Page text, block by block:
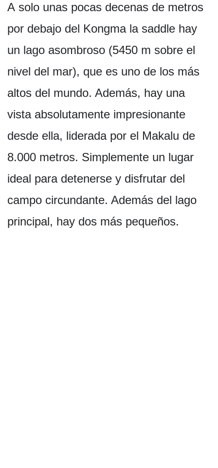
A solo unas pocas decenas de metros
por debajo del Kongma la saddle hay
un lago asombroso (5450 m sobre el
nivel del mar), que es uno de los más
altos del mundo. Además, hay una
vista absolutamente impresionante
desde ella, liderada por el Makalu de
8.000 metros. Simplemente un lugar
ideal para detenerse y disfrutar del
campo circundante. Además del lago
principal, hay dos más pequeños.